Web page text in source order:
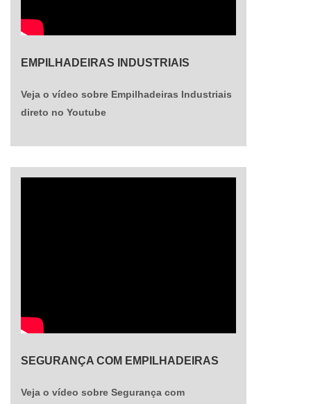
seus equipamentos em pleno funcionamento com
máxima confiabilidade.
EMPILHADEIRAS INDUSTRIAIS
Veja o vídeo sobre Empilhadeiras Industriais
direto no Youtube
SEGURANÇA COM EMPILHADEIRAS
Veja o vídeo sobre Segurança com